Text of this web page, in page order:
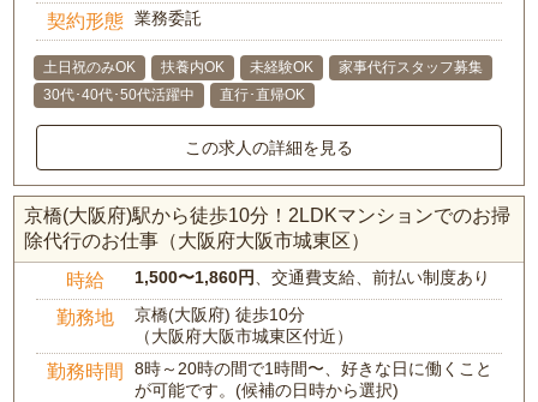
契約形態 業務委託
土日祝のみOK 扶養内OK 未経験OK
家事代行スタッフ募集
30代･40代･50代活躍中
直行･直帰OK
この求人の詳細を見る
京橋(大阪府)駅から徒歩10分！2LDKマンションでのお掃
除代行のお仕事（大阪府大阪市城東区）
時給 1,500〜1,860円、交通費支給、前払い制度あり
勤務地
京橋(大阪府) 徒歩10分
（大阪府大阪市城東区付近）
勤務時間
8時～20時の間で1時間〜、好きな日に働くこと
が可能です。(候補の日時から選択)